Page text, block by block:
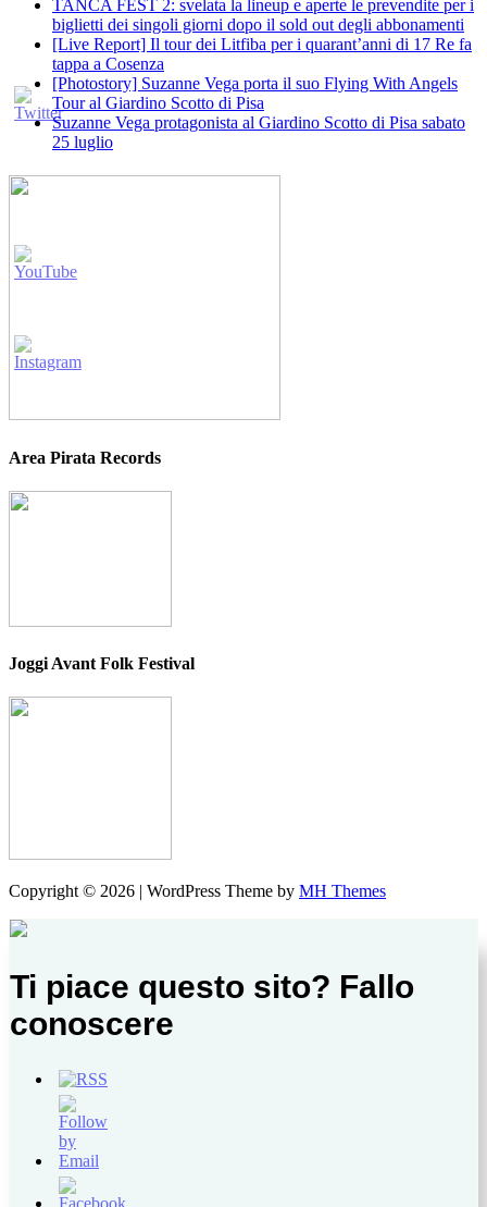
TANCA FEST 2: svelata la lineup e aperte le prevendite per i
biglietti dei singoli giorni dopo il sold out degli abbonamenti
[Live Report] Il tour dei Litfiba per i quarant’anni di 17 Re fa
tappa a Cosenza
[Photostory] Suzanne Vega porta il suo Flying With Angels
Tour al Giardino Scotto di Pisa
Suzanne Vega protagonista al Giardino Scotto di Pisa sabato
25 luglio
Area Pirata Records
Joggi Avant Folk Festival
Copyright © 2026 | WordPress Theme by MH Themes
Ti piace questo sito? Fallo
conoscere